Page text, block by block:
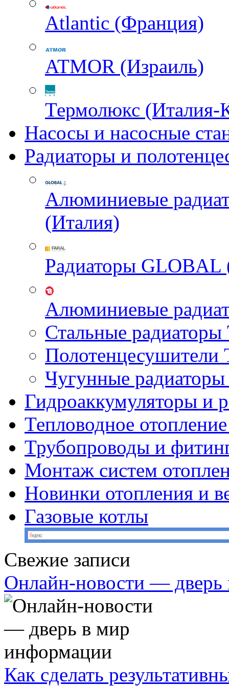
Atlantic (Франция)
ATMOR (Израиль)
Термолюкс (Италия-
Насосы и насосные
Радиаторы и
Алюминиевые
(Италия)
Радиаторы GLOBAL
Алюминиевые
Стальные
Чугунные
Гидроаккумуляторы и
Тепловодное
Трубопроводы и
Монтаж систем
Новинки отопления и
Газовые котлы
Свежие записи
Онлайн-новости —
Как сделать